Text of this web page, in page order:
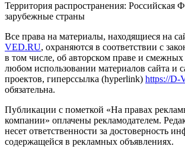
Территория распространения: Российская
зарубежные страны
Все права на материалы, находящиеся на
VED.RU, охраняются в соответствии с
в том числе, об авторском праве и
любом использовании материалов сайта и
проектов, гиперссылка (hyperlink) https://D-
обязательна.
Публикации с пометкой «На правах
компании» оплачены рекламодателем.
несет ответственности за достоверность
содержащейся в рекламных объявлениях.